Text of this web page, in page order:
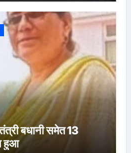
बधानी समेत 13
हुआ